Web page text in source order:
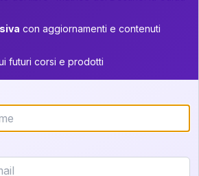
5
+2 6
+5 7 38.5-39
Significato e
GRATIS
con aggiornamenti e contenuti
futuri corsi e prodotti